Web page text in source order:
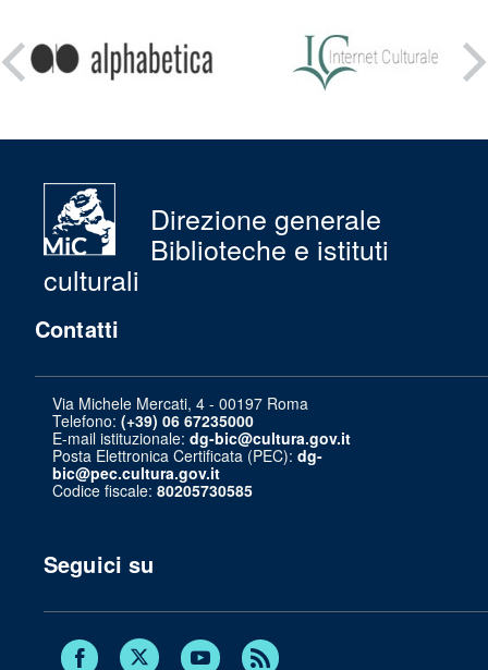
su:
Direzione generale
Biblioteche e istituti
culturali
Contatti
Via Michele Mercati, 4 - 00197 Roma
Telefono: (+39) 06 67235000
E-mail istituzionale: dg-bic@cultura.gov.it
Posta Elettronica Certificata (PEC): dg-
bic@pec.cultura.gov.it
Codice fiscale: 80205730585
Seguici su
Facebook Twitter Youtube